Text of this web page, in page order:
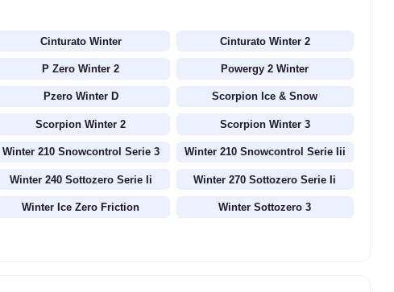
Cinturato Winter Cinturato Winter 2
P Zero Winter 2 Powergy 2 Winter
Pzero Winter D Scorpion Ice & Snow
Scorpion Winter 2 Scorpion Winter 3
Winter 210 Snowcontrol Serie 3 Winter 210 Snowcontrol Serie Iii
Winter 240 Sottozero Serie Ii Winter 270 Sottozero Serie Ii
Winter Ice Zero Friction Winter Sottozero 3